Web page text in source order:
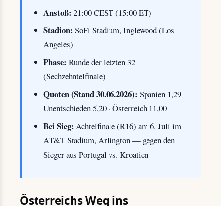
Anstoß: 21:00 CEST (15:00 ET)
Stadion: SoFi Stadium, Inglewood (Los
Angeles)
Phase: Runde der letzten 32
(Sechzehntelfinale)
Quoten (Stand 30.06.2026): Spanien 1,29 ·
Unentschieden 5,20 · Österreich 11,00
Bei Sieg: Achtelfinale (R16) am 6. Juli im
AT&T Stadium, Arlington — gegen den
Sieger aus Portugal vs. Kroatien
Österreichs Weg ins